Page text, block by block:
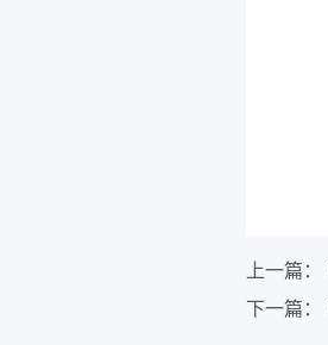
上一篇：
下一篇：